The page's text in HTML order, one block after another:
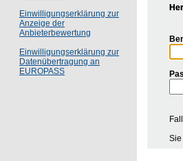
Einwilligungserklärung zur
Anzeige der
Anbieterbewertung
Einwilligungserklärung zur
Datenübertragung an
EUROPASS
Sie